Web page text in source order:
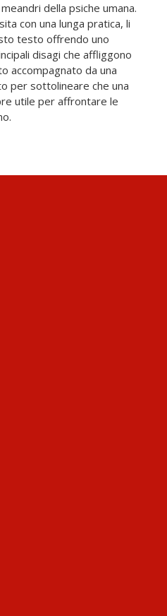
della psiche umana.
con una lunga pratica, li
testo offrendo uno
disagi che affliggono
accompagnato da una
per sottolineare che una
utile per affrontare le